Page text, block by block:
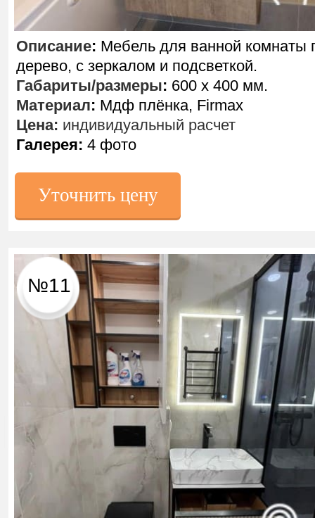
Описание: Мебель для ванной комнаты
дерево, с зеркалом и подсветкой.
Габариты/размеры: 600 х 400 мм.
Материал: Мдф плёнка, Firmax
Цена: индивидуальный расчет
Галерея: 4 фото
Уточнить цену
№11